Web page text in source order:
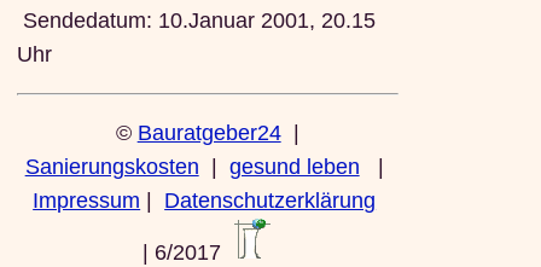
Sendedatum: 10.Januar 2001, 20.15
Uhr
© Bauratgeber24|
Sanierungskosten
gesund leben
Impressum
Datenschutzerklärung
| 6/2017